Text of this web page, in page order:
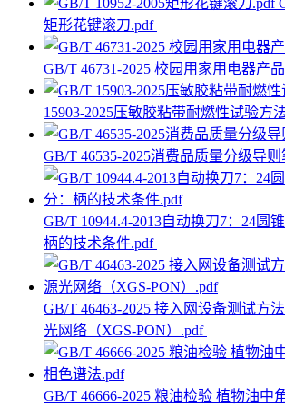
矩形花键滚刀.pdf
GB/T 46731-2025 校园用家用电器产
15903-2025压敏胶粘带耐燃性试验方
GB/T 46535-2025消费品质量分级导
GB/T 10944.4-2013自动换刀7：24圆
柄的技术条件.pdf
GB/T 46463-2025 接入网设备测试方
光网络（XGS-PON）.pdf
GB/T 46666-2025 粮油检验 植物油中